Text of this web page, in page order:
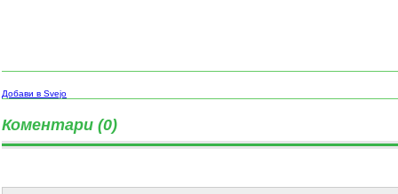
Добави в Svejo
Коментари (0)